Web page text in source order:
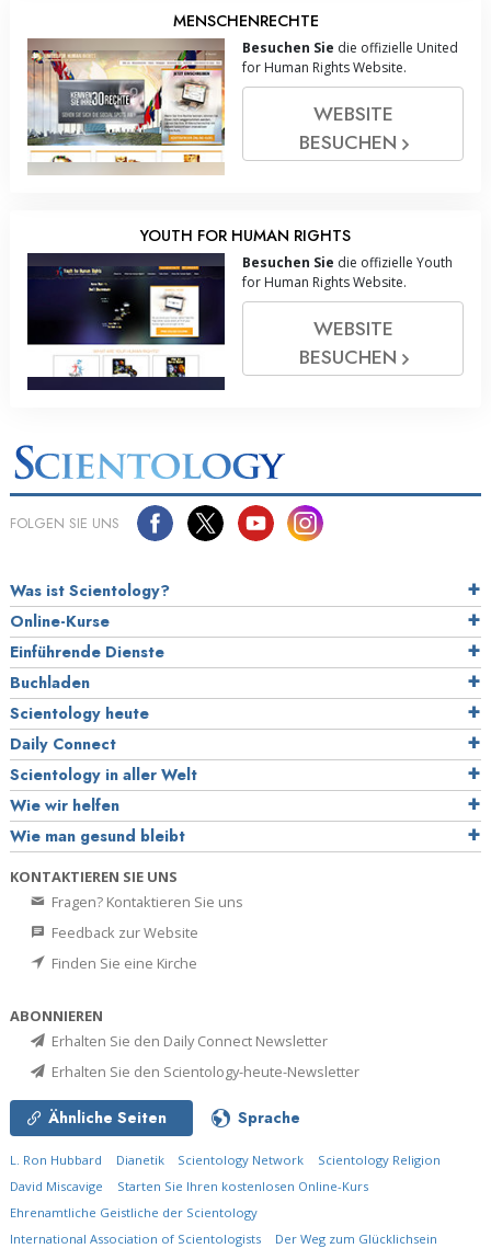
MENSCHENRECHTE
Besuchen Sie die offizielle United
for Human Rights Website.
WEBSITE
BESUCHEN
YOUTH FOR HUMAN RIGHTS
Besuchen Sie die offizielle Youth
for Human Rights Website.
WEBSITE
BESUCHEN
FOLGEN SIE UNS
Was ist Scientology?
Online-Kurse
Einführende Dienste
Buchladen
Scientology heute
Daily Connect
Scientology in aller Welt
Wie wir helfen
Wie man gesund bleibt
KONTAKTIEREN SIE UNS
Fragen? Kontaktieren Sie uns
Feedback zur Website
Finden Sie eine Kirche
ABONNIEREN
Erhalten Sie den Daily Connect Newsletter
Erhalten Sie den Scientology-heute-Newsletter
Ähnliche Seiten Sprache
L. Ron Hubbard Dianetik Scientology Network
Scientology Religion
David Miscavige
Starten Sie Ihren kostenlosen Online-Kurs
Ehrenamtliche Geistliche der Scientology
International Association of Scientologists
Der Weg zum Glücklichsein